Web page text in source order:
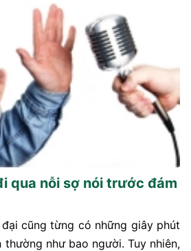
qua nỗi sợ nói trước đám
cũng từng có những giây phút
thường như bao người. Tuy nhiên,